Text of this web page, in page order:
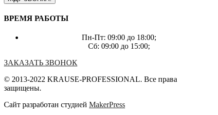
ВРЕМЯ РАБОТЫ
Пн-Пт: 09:00 до 18:00;
Сб: 09:00 до 15:00;
ЗАКАЗАТЬ ЗВОНОК
© 2013-2022 KRAUSE-PROFESSIONAL. Все права
защищены.
Сайт разработан студией MakerPress